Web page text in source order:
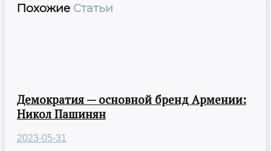
Похожие Статьи
Демократия — основной бренд Армении:
Никол Пашинян
2023-05-31